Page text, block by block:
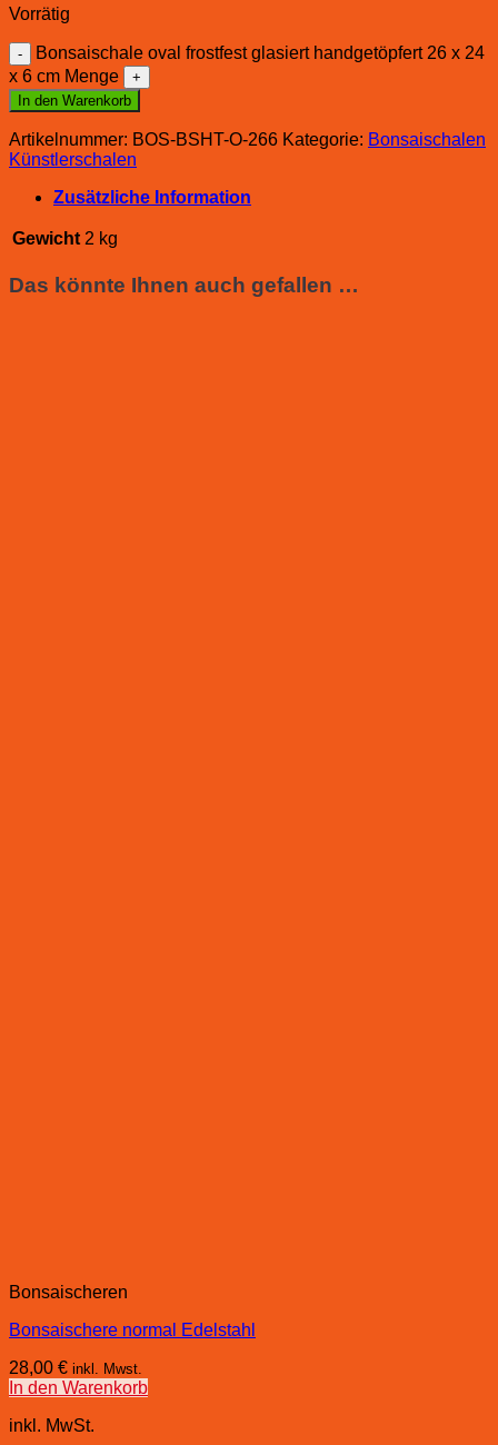
Vorrätig
Bonsaischale oval frostfest glasiert handgetöpfert 26 x 24
x 6 cm Menge
In den Warenkorb
Artikelnummer: BOS-BSHT-O-266 Kategorie: Bonsaischalen
Künstlerschalen
Zusätzliche Information
Gewicht 2 kg
Das könnte Ihnen auch gefallen …
Bonsaischeren
Bonsaischere normal Edelstahl
28,00 € inkl. Mwst.
In den Warenkorb
inkl. MwSt.